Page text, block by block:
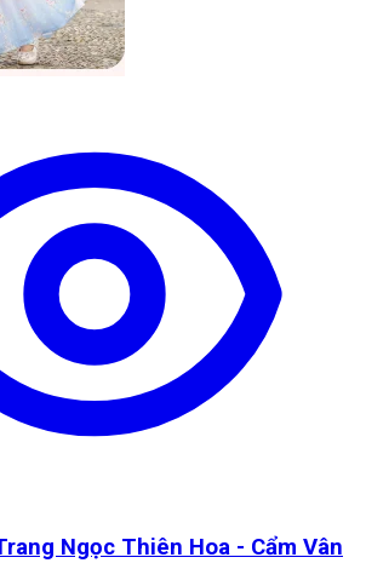
Ngọc Thiên Hoa - Cẩm Vân